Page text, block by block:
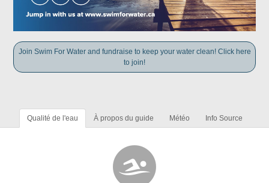
Join Swim For Water and fundraise to keep your water clean! Click here
to join!
Qualité de l'eau À propos du guide Météo Info Source